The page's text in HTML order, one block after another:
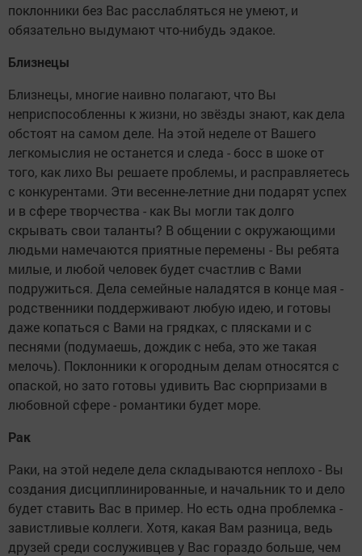
поклонники без Вас расслабляться не умеют, и
обязательно выдумают что-нибудь эдакое.
Близнецы
Близнецы, многие наивно полагают, что Вы
неприспособленны к жизни, но звёзды знают, как дела
обстоят на самом деле. На этой неделе от Вашего
легкомыслия не останется и следа - босс в шоке от
того, как лихо Вы решаете проблемы, и расправляетесь
с конкурентами. Эти весенне-летние дни подарят успех
и в сфере творчества - как Вы могли так долго
скрывать свои таланты? В общении с окружающими
людьми намечаются приятные перемены - Вы ребята
милые, и любой человек будет счастлив с Вами
подружиться. Дела семейные наладятся в конце мая -
родственники поддерживают любую идею, и готовы
даже копаться с Вами на грядках, с плясками и с
песнями (подумаешь, дождик с неба, это же такая
мелочь). Поклонники к огородным делам относятся с
опаской, но зато готовы удивить Вас сюрпризами в
любовной сфере - романтики будет море.
Рак
Раки, на этой неделе дела складываются неплохо - Вы
создания дисциплинированные, и начальник то и дело
будет ставить Вас в пример. Но есть одна проблемка -
завистливые коллеги. Хотя, какая Вам разница, ведь
друзей среди сослуживцев у Вас гораздо больше, чем